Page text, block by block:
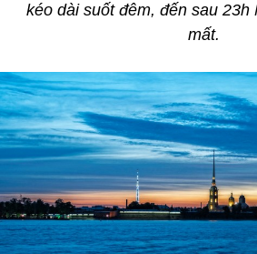
kéo dài suốt đêm, đến sau 23h
mất.